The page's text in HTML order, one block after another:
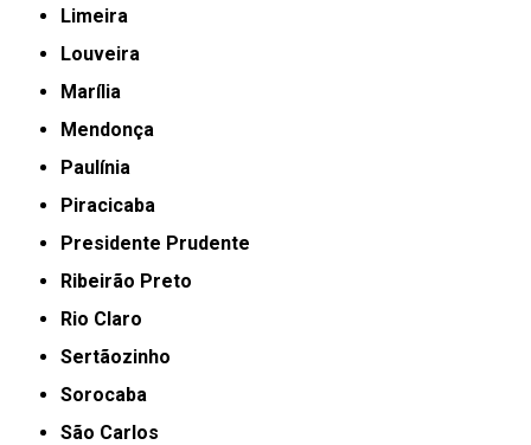
Limeira
Louveira
Marília
Mendonça
Paulínia
Piracicaba
Presidente Prudente
Ribeirão Preto
Rio Claro
Sertãozinho
Sorocaba
São Carlos